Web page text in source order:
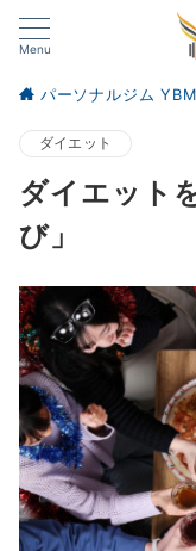
Menu
パーソナルジム
ダイエット
ダイエット
び」